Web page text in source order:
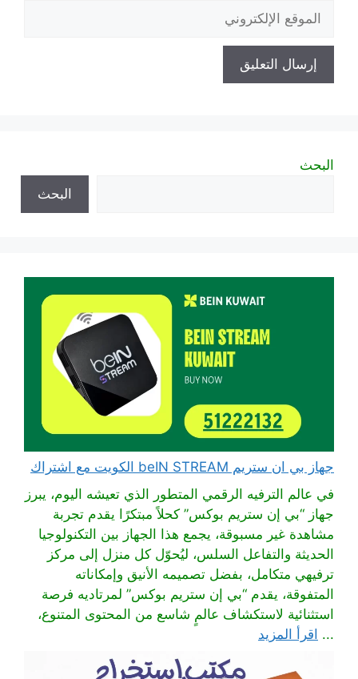
الإلكتروني
البحث
البحث
جهاز بي ان ستريم beIN STREAM الكويت مع اشتراك
في عالم الترفيه الرقمي المتطور الذي تعيشه اليوم، يبرز
جهاز “بي إن ستريم بوكس” كحلاً مبتكرًا يقدم تجربة
مشاهدة غير مسبوقة، يجمع هذا الجهاز بين التكنولوجيا
الحديثة والتفاعل السلس، ليُحوّل كل منزل إلى مركز
ترفيهي متكامل، بفضل تصميمه الأنيق وإمكاناته
المتفوقة، يقدم “بي إن ستريم بوكس” لمرتاديه فرصة
استثنائية لاستكشاف عالمٍ شاسع من المحتوى المتنوع،
... اقرأ المزيد